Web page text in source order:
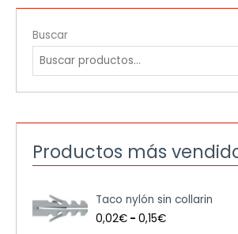
Buscar
Productos más
Taco nylón sin collarin
0,02€ - 0,15€
a
n